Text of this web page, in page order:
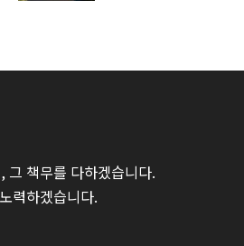
그 책무를 다하겠습니다.
력하겠습니다.